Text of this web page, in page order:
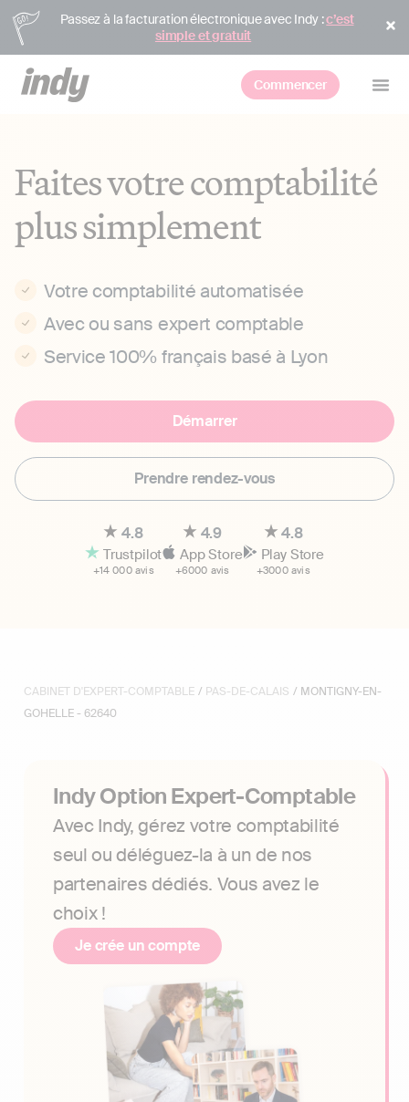
Passez à la facturation électronique avec Indy :c’est
simple et gratuit
Commencer
Faites votre comptabilité
plus simplement
Votre comptabilité automatisée
Avec ou sans expert comptable
Service 100% français basé à Lyon
Démarrer
Prendre rendez-vous
4.8
Trustpilot
+14 000 avis
4.9
App Store
+6000 avis
4.8
Play Store
+3000 avis
CABINET D'EXPERT-COMPTABLE / PAS-DE-CALAIS / MONTIGNY-EN-
GOHELLE - 62640
Indy Option Expert-Comptable
Avec Indy, gérez votre comptabilité
seul ou déléguez-la à un de nos
partenaires dédiés. Vous avez le
choix !
Je crée un compte